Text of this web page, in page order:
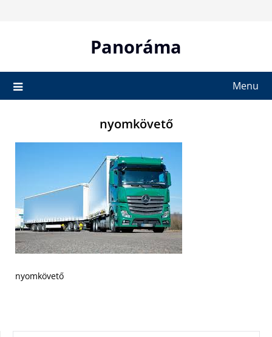
Panoráma
Menu
nyomkövető
nyomkövető